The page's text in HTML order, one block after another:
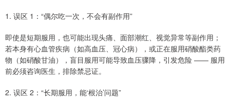
1. 误区 1：“偶尔吃一次，不会有副作用”
即使是短期服用，也可能出现头痛、面部潮红、视觉异常等副作用；
若本身有心血管疾病（如高血压、冠心病），或正在服用硝酸酯类药
物（如硝酸甘油），盲目服用可能导致血压骤降，引发危险 —— 服用
前必须咨询医生，排除禁忌证。
2. 误区 2：“长期服用，能‘根治’问题”